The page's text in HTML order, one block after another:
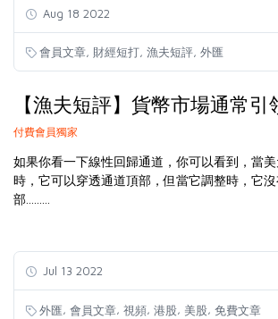
Aug 18 2022
會員文章 財經短打 漁夫短評 外匯
【漁夫短評】貨幣市場通常
付費會員獨家
如果你看一下線性回歸通道，你可以看到，當
時，它可以穿透通道頂部，但當它調整時，它
部.........
Jul 13 2022
外匯, 會員文章, 視頻, 港股, 美股, 免費文章